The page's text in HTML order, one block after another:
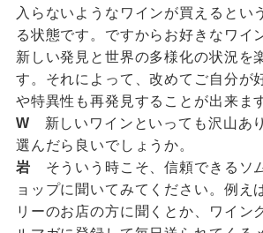
入らないようなワインが買えるとい
る状態です。ですからお好きなワイ
新しい発見と世界の多様化の状況を
す。それによって、改めてご自分が
や特異性も再発見することが出来ま
W 新しいワインといっても沢山あ
選んだら良いでしょうか。
岩 そういう時こそ、信頼できるソ
ョップに聞いてみてください。例え
リーのお店の方に聞くとか、ワイン